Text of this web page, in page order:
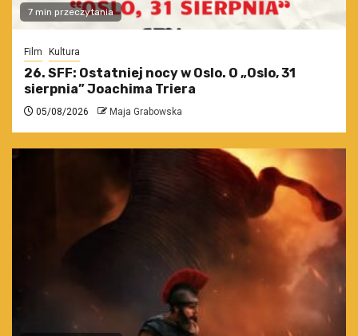
7 min przeczytania
Film Kultura
26. SFF: Ostatniej nocy w Oslo. O „Oslo, 31
sierpnia” Joachima Triera
05/08/2026 Maja Grabowska